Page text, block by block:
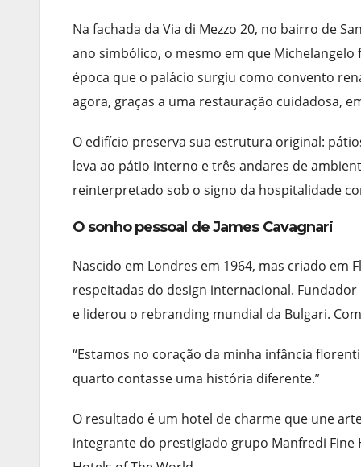
Na fachada da Via di Mezzo 20, no bairro de
ano simbólico, o mesmo em que Michelangelo
época que o palácio surgiu como convento
agora, graças a uma restauração cuidadosa,
O edifício preserva sua estrutura original:
leva ao pátio interno e três andares de
reinterpretado sob o signo da hospitalidade
O sonho pessoal de James Cavagnari
Nascido em Londres em 1964, mas criado em
respeitadas do design internacional.
e liderou o rebranding mundial da Bulgari.
“Estamos no coração da minha infância
quarto contasse uma história diferente.”
O resultado é um hotel de charme que une
integrante do prestigiado grupo Manfredi